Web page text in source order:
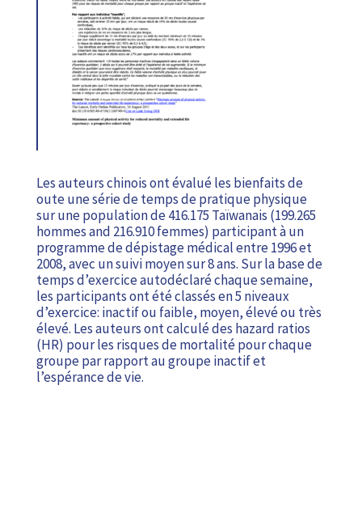
Les auteurs chinois ont évalué les bienfaits de
oute une série de temps de pratique physique
sur une population de 416.175 Taïwanais (199.265
hommes and 216.910 femmes) participant à un
programme de dépistage médical entre 1996 et
2008, avec un suivi moyen sur 8 ans. Sur la base de
temps d’exercice autodéclaré chaque semaine,
les participants ont été classés en 5 niveaux
d’exercice: inactif ou faible, moyen, élevé ou très
élevé. Les auteurs ont calculé des hazard ratios
(HR) pour les risques de mortalité pour chaque
groupe par rapport au groupe inactif et
l’espérance de vie.